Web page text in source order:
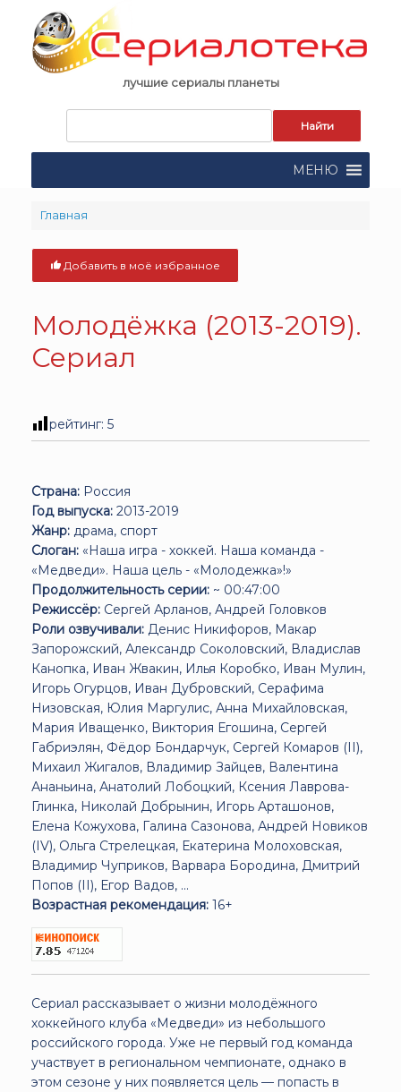
content
лучшие сериалы планеты
поиска:
МЕНЮ
Главная
Добавить в моё избранное
Молодёжка (2013-2019).
Сериал
рейтинг: 5
Страна: Россия
Год выпуска: 2013-2019
Жанр: драма, спорт
Слоган: «Наша игра - хоккей. Наша команда -
«Медведи». Наша цель - «Молодежка»!»
Продолжительность серии: ~ 00:47:00
Режиссёр: Сергей Арланов, Андрей Головков
Роли озвучивали: Денис Никифоров, Макар
Запорожский, Александр Соколовский, Владислав
Канопка, Иван Жвакин, Илья Коробко, Иван Мулин,
Игорь Огурцов, Иван Дубровский, Серафима
Низовская, Юлия Маргулис, Анна Михайловская,
Мария Иващенко, Виктория Егошина, Сергей
Габриэлян, Фёдор Бондарчук, Сергей Комаров (II),
Михаил Жигалов, Владимир Зайцев, Валентина
Ананьина, Анатолий Лобоцкий, Ксения Лаврова-
Глинка, Николай Добрынин, Игорь Арташонов,
Елена Кожухова, Галина Сазонова, Андрей Новиков
(IV), Ольга Стрелецкая, Екатерина Молоховская,
Владимир Чуприков, Варвара Бородина, Дмитрий
Попов (II), Егор Вадов, ...
Возрастная рекомендация: 16+
Сериал рассказывает о жизни молодёжного
хоккейного клуба «Медведи» из небольшого
российского города. Уже не первый год команда
участвует в региональном чемпионате, однако в
этом сезоне у них появляется цель — попасть в